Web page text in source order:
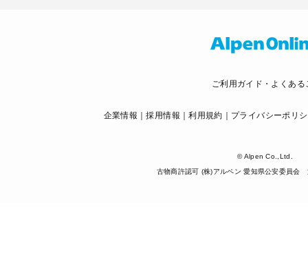
ご利用ガイド・よくある
企業情報 採用情報 利用規約 プライバシーポリ
© Alpen Co.,Ltd.
古物商許認可 (株)アルペン 愛知県公安委員